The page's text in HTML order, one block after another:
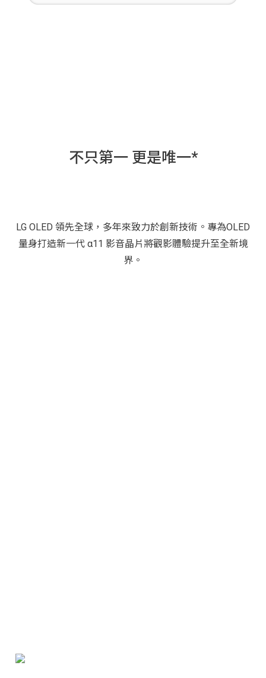
不只第一 更是唯一*
LG OLED 領先全球，多年來致力於創新技術。專為OLED
量身打造新一代 α11 影音晶片將觀影體驗提升至全新境
界。